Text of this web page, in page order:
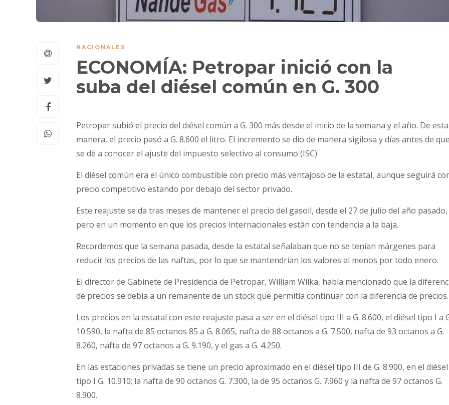
NACIONALES
ECONOMÍA: Petropar inició con la
suba del diésel común en G. 300
Petropar subió el precio del diésel común a G. 300 más desde el inicio de la semana y el año. De esta
manera, el precio pasó a G. 8.600 el litro. El incremento se dio de manera sigilosa y días antes de
se dé a conocer el ajuste del impuesto selectivo al consumo (ISC)
El diésel común era el único combustible con precio más ventajoso de la estatal, aunque seguirá
precio competitivo estando por debajo del sector privado.
Este reajuste se da tras meses de mantener el precio del gasoil, desde el 27 de julio del año pasado,
pero en un momento en que los precios internacionales están con tendencia a la baja.
Recordemos que la semana pasada, desde la estatal señalaban que no se tenían márgenes para
reducir los precios de las naftas, por lo que se mantendrían los valores al menos por todo enero.
El director de Gabinete de Presidencia de Petropar, William Wilka, había mencionado que la
de precios se debía a un remanente de un stock que permitía continuar con la diferencia de precios.
Los precios en la estatal con este reajuste pasa a ser en el diésel tipo III a G. 8.600, el diésel tipo I a
10.590, la nafta de 85 octanos 85 a G. 8.065, nafta de 88 octanos a G. 7.500, nafta de 93 octanos a G.
8.260, nafta de 97 octanos a G. 9.190, y el gas a G. 4.250.
En las estaciones privadas se tiene un precio aproximado en el diésel tipo III de G. 8.900, en el diésel
tipo I G. 10.910; la nafta de 90 octanos G. 7.300, la de 95 octanos G. 7.960 y la nafta de 97 octanos G.
8.900.